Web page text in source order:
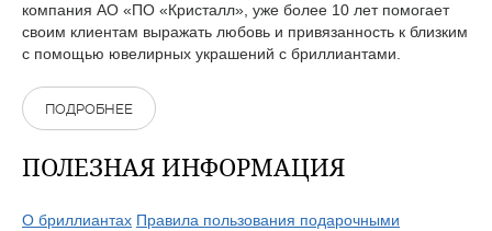
компания АО «ПО «Кристалл», уже более 10 лет помогает
своим клиентам выражать любовь и привязанность к близким
с помощью ювелирных украшений с бриллиантами.
ПОДРОБНЕЕ
ПОЛЕЗНАЯ ИНФОРМАЦИЯ
О бриллиантах Правила пользования подарочными